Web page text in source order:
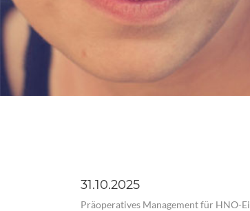
31.10.2025
Präoperatives Management für HNO-